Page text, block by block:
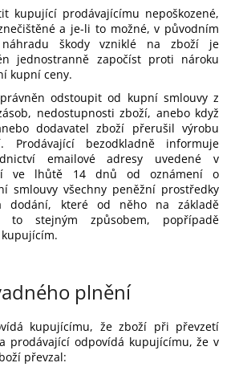
kupující prodávajícímu nepoškozené,
a je-li to možné, v původním
škody vzniklé na zboží je
jednostranně započíst proti nároku
kupní ceny.
odstoupit od kupní smlouvy z
nedostupnosti zboží, anebo když
dodavatel zboží přerušil výrobu
Prodávající bezodkladně informuje
emailové adresy uvedené v
ve lhůtě 14 dnů od oznámení o
smlouvy všechny peněžní prostředky
dodání, které od něho na základě
stejným způsobem, popřípadě
plnění
kupujícímu, že zboží při převzetí
prodávající odpovídá kupujícímu, že v
převzal: